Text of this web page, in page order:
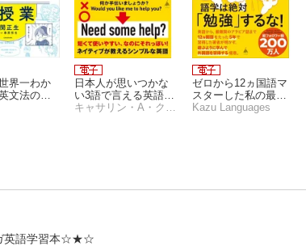
界一わか
文法の授
日本人が思いつかな
い3語で言える英語表
現186
ゼロから12ヵ国語マ
スターした私の最強
の外国語習得法
Kazu Languages
英語学習本☆★☆